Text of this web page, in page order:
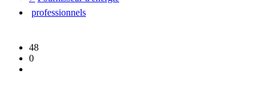
professionnels
48
0